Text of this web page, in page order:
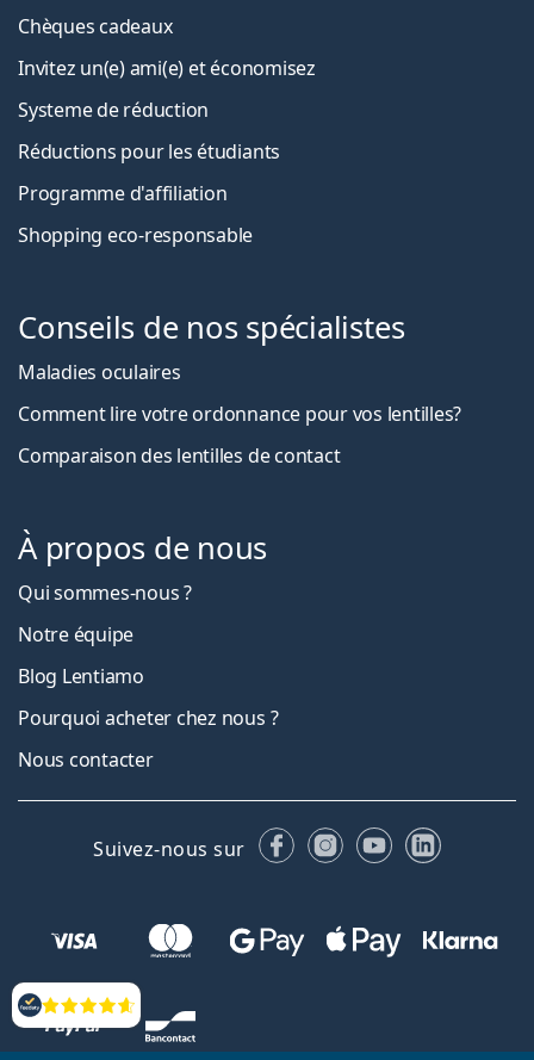
Évaluation
Chèques cadeaux
Invitez un(e) ami(e) et économisez
Systeme de réduction
Réductions pour les étudiants
Programme d'affiliation
Shopping eco-responsable
Conseils de nos spécialistes
Maladies oculaires
Comment lire votre ordonnance pour vos lentilles?
Comparaison des lentilles de contact
À propos de nous
Qui sommes-nous ?
Notre équipe
Blog Lentiamo
Pourquoi acheter chez nous ?
Nous contacter
Suivez-nous sur FacebookInstagram
YouTubeLinkedIn